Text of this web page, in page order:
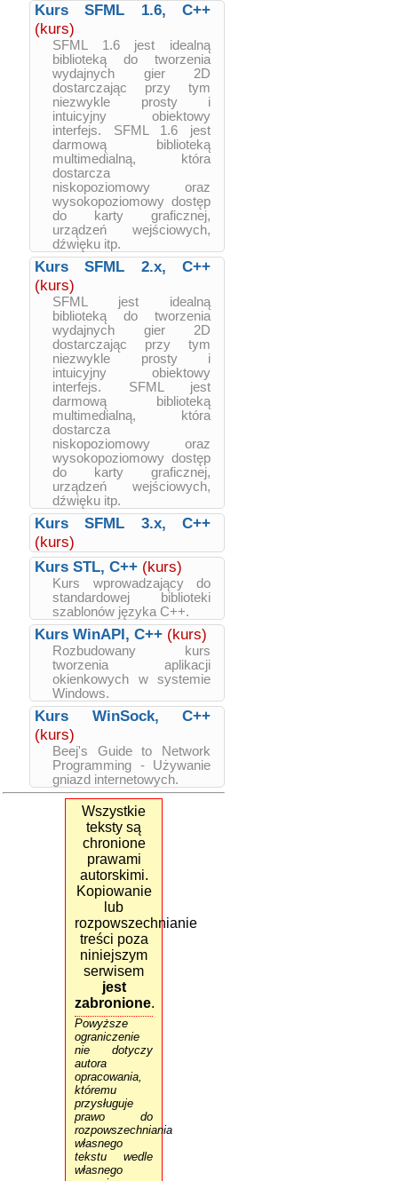
Kurs SFML 1.6, C++
(kurs)
SFML 1.6 jest idealną
biblioteką do tworzenia
wydajnych gier 2D
dostarczając przy tym
niezwykle prosty i
intuicyjny obiektowy
interfejs. SFML 1.6 jest
darmową biblioteką
multimedialną, która
dostarcza
niskopoziomowy oraz
wysokopoziomowy dostęp
do karty graficznej,
urządzeń wejściowych,
dźwięku itp.
Kurs SFML 2.x, C++
(kurs)
SFML jest idealną
biblioteką do tworzenia
wydajnych gier 2D
dostarczając przy tym
niezwykle prosty i
intuicyjny obiektowy
interfejs. SFML jest
darmową biblioteką
multimedialną, która
dostarcza
niskopoziomowy oraz
wysokopoziomowy dostęp
do karty graficznej,
urządzeń wejściowych,
dźwięku itp.
Kurs SFML 3.x, C++
(kurs)
Kurs STL, C++ (kurs)
Kurs wprowadzający do
standardowej biblioteki
szablonów języka C++.
Kurs WinAPI, C++ (kurs)
Rozbudowany kurs
tworzenia aplikacji
okienkowych w systemie
Windows.
Kurs WinSock, C++
(kurs)
Beej's Guide to Network
Programming - Używanie
gniazd internetowych.
Wszystkie
teksty są
chronione
prawami
autorskimi.
Kopiowanie
lub
rozpowszechnianie
treści poza
niniejszym
serwisem
jest
zabronione.
Powyższe
ograniczenie
nie dotyczy
autora
opracowania,
któremu
przysługuje
prawo do
rozpowszechniania
własnego
tekstu wedle
własnego